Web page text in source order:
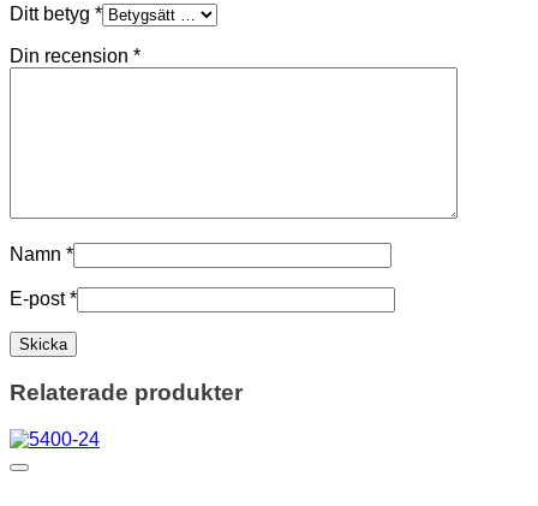
Ditt betyg *
Din recension *
Namn *
E-post*
Relaterade produkter